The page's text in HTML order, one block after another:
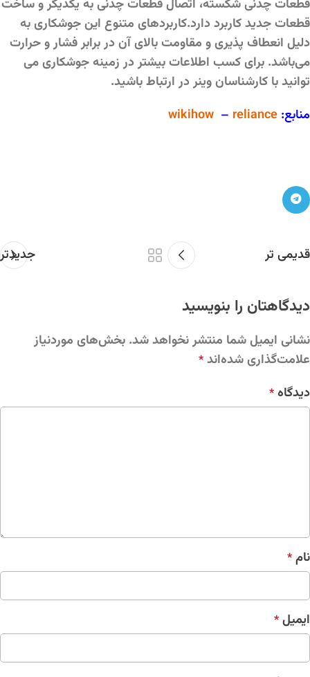
قطعات چدنی شکسته، اتصال قطعات چدنی به یکدیگر و ساخت
قطعات جدید کاربرد دارد.کاربردهای متنوع این جوشکاری به
دلیل انعطاف‌ پذیری و مقاومت بالای آن در برابر فشار و حرارت
می‌باشد. برای کسب اطلاعات بیشتر در زمینه جوشکاری می
توانید با کارشناسان وینر در ارتباط باشید.
منابع:
wikihow – reliance
جدیدتر قدیمی تر
دیدگاهتان را بنویسید
نشانی ایمیل شما منتشر نخواهد شد. بخش‌های موردنیاز
علامت‌گذاری شده‌اند *
دیدگاه *
نام *
ایمیل *